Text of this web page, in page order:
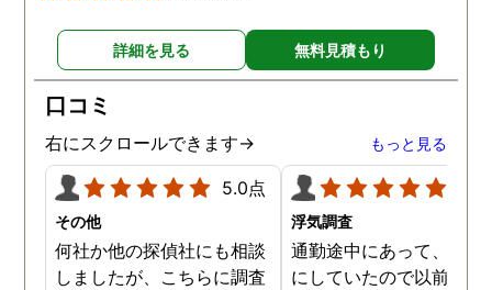
間もラブホテルの利用もし
たようで、たった一日で不
倫の証拠を揃えることがで
きました。
詳細を見る 無料見積もり
口コミ
右にスクロールできます→ もっと見る
5.0点
その他
何社か他の探偵社にも相談
しましたが、こちらに調査
浮気調査
通勤途中にあって、毎日
にしていたので以前から